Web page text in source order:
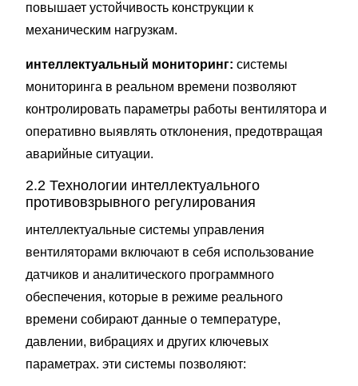
повышает устойчивость конструкции к
механическим нагрузкам.
интеллектуальный мониторинг: системы
мониторинга в реальном времени позволяют
контролировать параметры работы вентилятора и
оперативно выявлять отклонения, предотвращая
аварийные ситуации.
2.2 Технологии интеллектуального
противовзрывного регулирования
интеллектуальные системы управления
вентиляторами включают в себя использование
датчиков и аналитического программного
обеспечения, которые в режиме реального
времени собирают данные о температуре,
давлении, вибрациях и других ключевых
параметрах. эти системы позволяют: